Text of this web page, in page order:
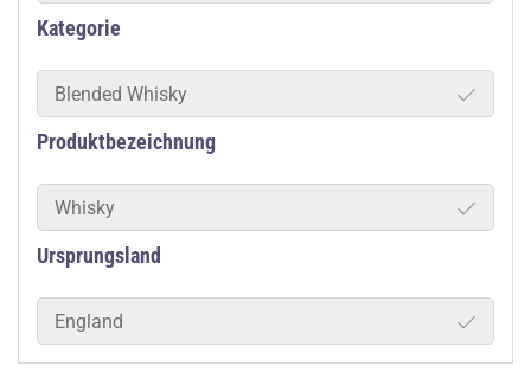
Kategorie
Blended Whisky
Produktbezeichnung
Whisky
Ursprungsland
England